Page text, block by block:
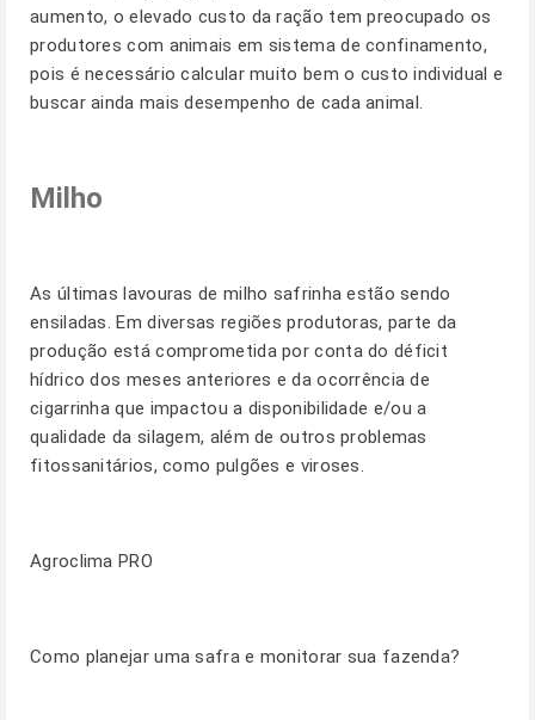
aumento, o elevado custo da ração tem preocupado os
produtores com animais em sistema de confinamento,
pois é necessário calcular muito bem o custo individual e
buscar ainda mais desempenho de cada animal.
Milho
As últimas lavouras de milho safrinha estão sendo
ensiladas. Em diversas regiões produtoras, parte da
produção está comprometida por conta do déficit
hídrico dos meses anteriores e da ocorrência de
cigarrinha que impactou a disponibilidade e/ou a
qualidade da silagem, além de outros problemas
fitossanitários, como pulgões e viroses.
Agroclima PRO
Como planejar uma safra e monitorar sua fazenda?